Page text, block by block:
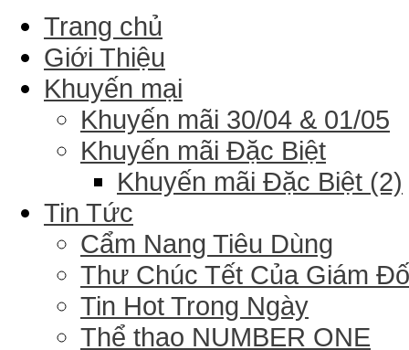
Trang chủ
Giới Thiệu
Khuyến mại
Khuyến mãi 30/04 & 01/05
Khuyến mãi Đặc Biệt
Khuyến mãi Đặc Biệt (2)
Tin Tức
Cẩm Nang Tiêu Dùng
Thư Chúc Tết Của Giám
Tin Hot Trong Ngày
Thể thao NUMBER ONE